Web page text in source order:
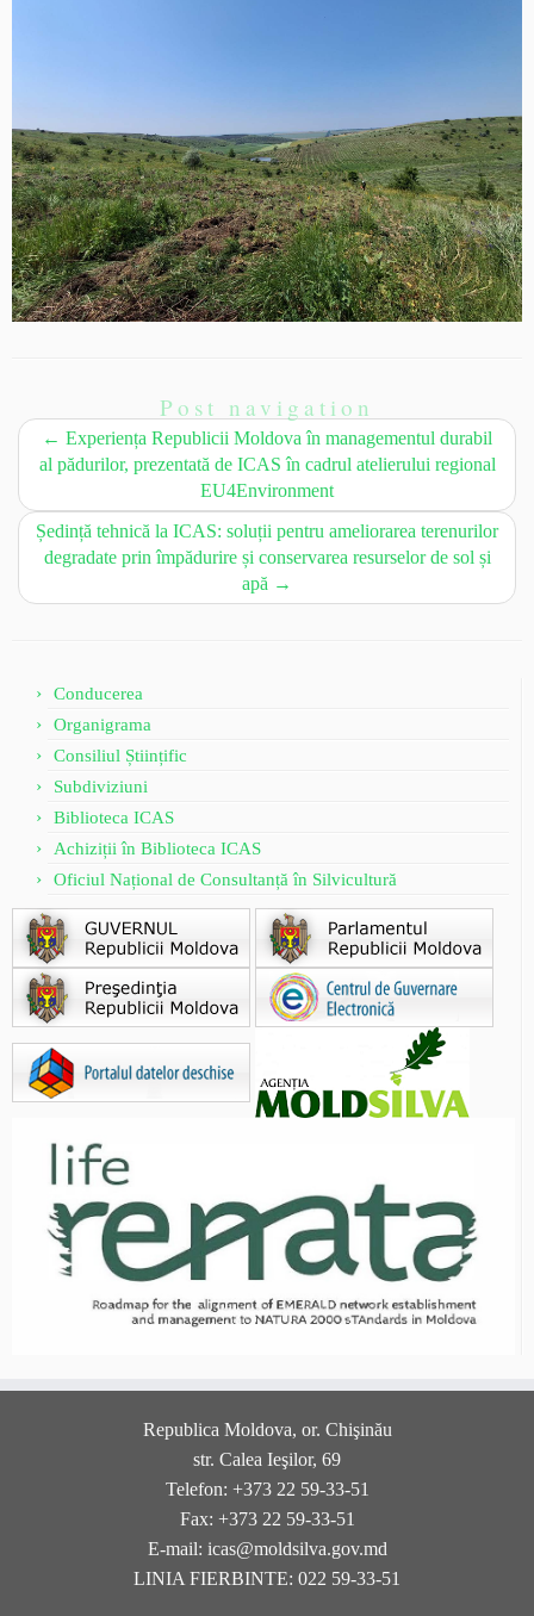
Post navigation
← Experiența Republicii Moldova în managementul durabil
al pădurilor, prezentată de ICAS în cadrul atelierului regional
EU4Environment
Ședință tehnică la ICAS: soluții pentru ameliorarea terenurilor
degradate prin împădurire și conservarea resurselor de sol și
apă →
Conducerea
Organigrama
Consiliul Științific
Subdiviziuni
Biblioteca ICAS
Achiziții în Biblioteca ICAS
Oficiul Național de Consultanță în Silvicultură
Republica Moldova, or. Chişinău
str. Calea Ieşilor, 69
Telefon: +373 22 59-33-51
Fax: +373 22 59-33-51
E-mail: icas@moldsilva.gov.md
LINIA FIERBINTE: 022 59-33-51